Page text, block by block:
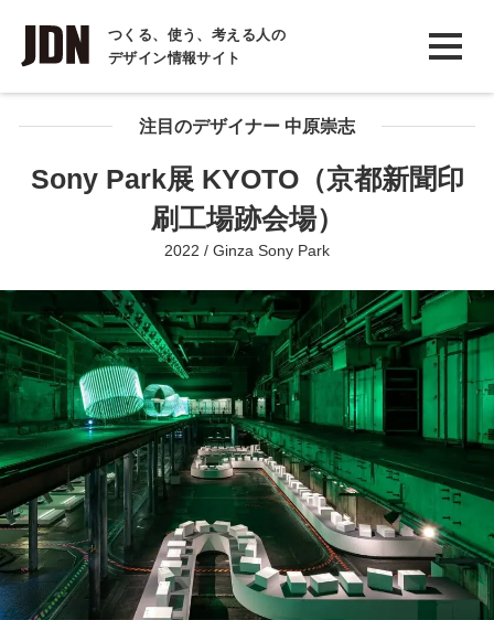
つくる、使う、考える人の
デザイン情報サイト
INTERVIEW
インタビュー
REPORT
COLUMN
注目のデザイナー 中原崇志
Sony Park展 KYOTO（京都新聞印
刷工場跡会場）
2022 / Ginza Sony Park